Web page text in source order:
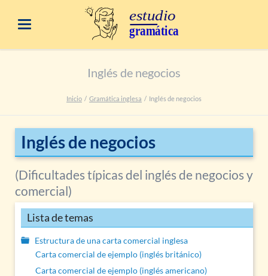
Inglés de negocios
Inicio Gramática inglesa Inglés de negocios
Inglés de negocios
(Dificultades típicas del inglés de negocios y
comercial)
Lista de temas
Estructura de una carta comercial inglesa
Carta comercial de ejemplo (inglés británico)
Carta comercial de ejemplo (inglés americano)